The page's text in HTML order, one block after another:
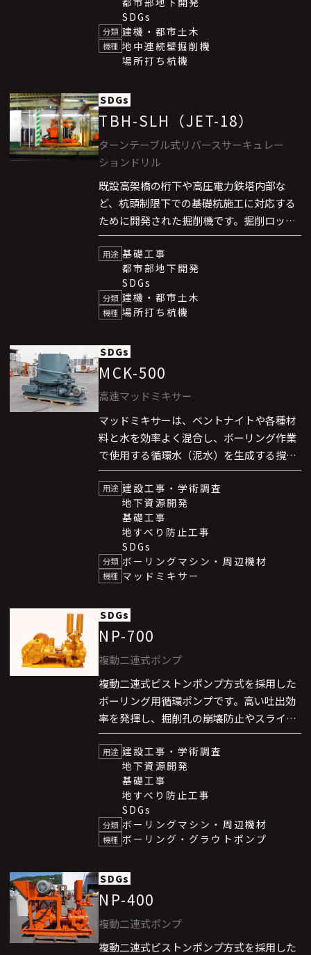
発揮します。
SDGs
分類 建機・都市土木
機種 地中連続壁掘削機
場所打ち杭機
SDGs
TBH-SLH（JET-18）
ターンテーブル式リバースサーキュレー
ションドリル
既設高架橋の桁下や高圧電力鉄塔内部な
ど、杭頭制限下での基礎杭施工に対応する
ために開発された掘削機です。掘削ロッド
の駆動方式にターンテーブル式を採用する
ことで機械全高1.8mに抑え、低空頭下での
掘削を可能にしました。さらに、コンパク
トな機体設計により、施工中の交通規制な
ど周辺への影響を最小限にすることができ
用途 基礎工事
都市部地下開発
SDGs
分類 建機・都市土木
機種 場所打ち杭機
SDGs
MCK-500
高速マッドミキサー
マッドミキサーは、ベントナイトや各種材
料と水を効率よく混合し、ボーリング作業
で使用する循環水（泥水）を生成する撹拌
機です。セメントミルクや薬液の混合にも
使用可能です。プロペラ式ではなく循環
ジェット水流方式を採用しており、安全性
に優れています。
用途 建設工事・学術調査
地下資源開発
基礎工事
地すべり防止工事
SDGs
分類 ボーリングマシン・周辺機材
機種 マッドミキサー
SDGs
NP-700
複動二連式ポンプ
複動二連式ピストンポンプ方式を採用した
ボーリング用循環ポンプです。高い吐出効
率を発揮し、掘削孔の崩壊防止やスライム
排除に必要な泥水供給を安定して行いま
す。水・ベントナイト懸濁水を主体とした
水系泥水はもちろん、セメントミルクなど
を扱うグラウト用途にも対応できる汎用性
の高いポンプです。
用途 建設工事・学術調査
地下資源開発
基礎工事
地すべり防止工事
SDGs
分類 ボーリングマシン・周辺機材
機種 ボーリング・グラウトポンプ
SDGs
NP-400
複動二連式ポンプ
複動二連式ピストンポンプ方式を採用した